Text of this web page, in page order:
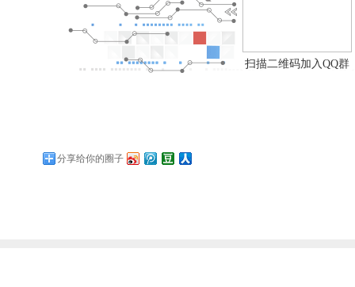
扫描二维码加入QQ群
分享给你的圈子